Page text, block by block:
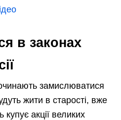
в законах
замислюватися
жити в старості, вже
акції великих